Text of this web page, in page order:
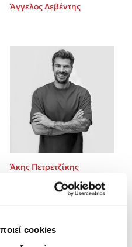
cookies
Άγγελος Λεβέντης
Άκης Πετρετζίκης